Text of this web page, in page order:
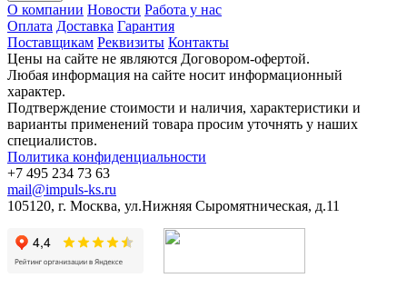
О компании Новости Работа у нас
Оплата Доставка Гарантия
Поставщикам Реквизиты Контакты
Цены на сайте не являются Договором-офертой.
Любая информация на сайте носит информационный
характер.
Подтверждение стоимости и наличия, характеристики и
варианты применений товара просим уточнять у наших
специалистов.
Политика конфиденциальности
+7 495 234 73 63
mail@impuls-ks.ru
105120, г. Москва, ул.Нижняя Сыромятническая, д.11